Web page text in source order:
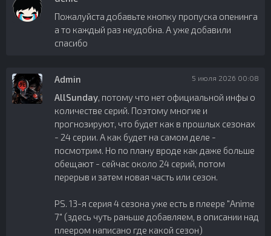
Пожалуйста добавьте кнопку пропуска опенинга
а то каждый раз неудобна. А уже добавили
спасибо
Admin 5 июля 2026 00:08
AllSunday, потому что нет официальной инфы о
количестве серий. Поэтому многие и
прогнозируют, что будет как в прошлых сезонах
- 24 серии. А как будет на самом деле -
посмотрим. Но по плану вроде как даже больше
обещают - сейчас около 24 серий, потом
перерыв и затем новая часть или сезон.
PS. 13-я серия 4 сезона уже есть в плеере "Anime
7" (здесь чуть раньше добавляем, в описании над
плеером написано где какой сезон)